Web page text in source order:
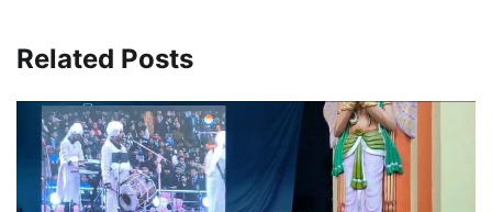
Related Posts